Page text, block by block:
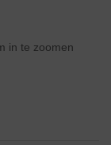
in te zoomen